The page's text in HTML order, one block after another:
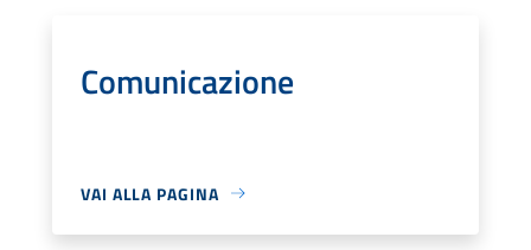
Comunicazione
VAI ALLA PAGINA